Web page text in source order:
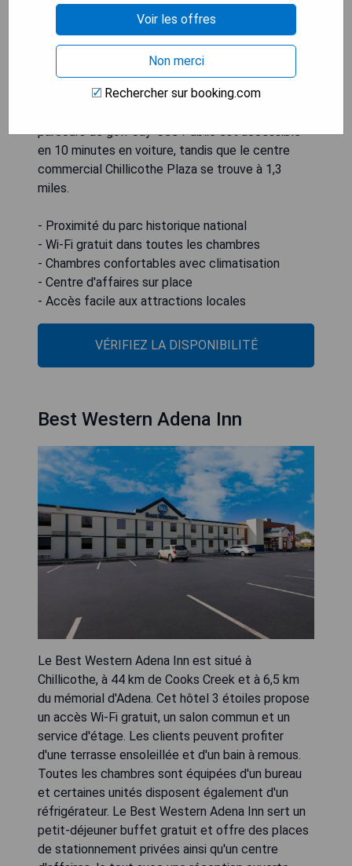
traditionnelles disposent d'une connexion Wi-Fi
gratuite et d'une télévision par câble. Les
chambres sont décorées avec des meubles en
bois et comprennent la climatisation. Un centre
d'affaires proposant des services de fax et de
parcours de golf Jay-Cee Public est accessible
en 10 minutes en voiture, tandis que le centre
commercial Chillicothe Plaza se trouve à 1,3
miles.
- Proximité du parc historique national
- Wi-Fi gratuit dans toutes les chambres
- Chambres confortables avec climatisation
- Centre d'affaires sur place
- Accès facile aux attractions locales
VÉRIFIEZ LA DISPONIBILITÉ
Best Western Adena Inn
Le Best Western Adena Inn est situé à
Chillicothe, à 44 km de Cooks Creek et à 6,5 km
du mémorial d'Adena. Cet hôtel 3 étoiles propose
un accès Wi-Fi gratuit, un salon commun et un
service d'étage. Les clients peuvent profiter
d'une terrasse ensoleillée et d'un bain à remous.
Toutes les chambres sont équipées d'un bureau
et certaines unités disposent également d'un
réfrigérateur. Le Best Western Adena Inn sert un
petit-déjeuner buffet gratuit et offre des places
de stationnement privées ainsi qu'un centre
Voir les offres
Non merci
Rechercher sur booking.com